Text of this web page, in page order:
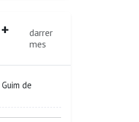
darrer
mes
de